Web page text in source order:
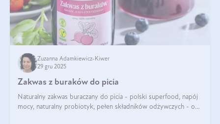
Zuzanna Adamkiewicz-Kiwer
29 gru 2025
Zakwas z buraków do picia
Naturalny zakwas buraczany do picia - polski superfood, napój
mocy, naturalny probiotyk, pełen składników odżywczych - o